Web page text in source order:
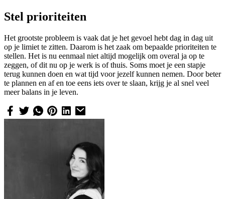
Stel prioriteiten
Het grootste probleem is vaak dat je het gevoel hebt dag in dag uit
op je limiet te zitten. Daarom is het zaak om bepaalde prioriteiten te
stellen. Het is nu eenmaal niet altijd mogelijk om overal ja op te
zeggen, of dit nu op je werk is of thuis. Soms moet je een stapje
terug kunnen doen en wat tijd voor jezelf kunnen nemen. Door beter
te plannen en af en toe eens iets over te slaan, krijg je al snel veel
meer balans in je leven.